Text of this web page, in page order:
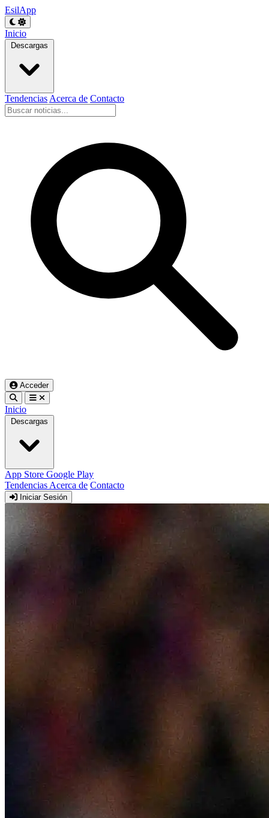
EsilApp
Inicio
Descargas
Tendencias Acerca de Contacto
Acceder
Inicio
Descargas
App Store Google Play
Tendencias Acerca de Contacto
Iniciar Sesión